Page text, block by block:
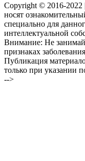
Copyright © 2016-2022
носят
специально для
интеллектуальной
Внимание: Не
признаках
Публикация
только при указании
-->